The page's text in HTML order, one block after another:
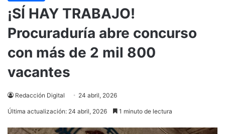
¡SÍ HAY TRABAJO!
Procuraduría abre concurso
con más de 2 mil 800
vacantes
Redacción Digital 24 abril, 2026
Última actualización: 24 abril, 2026 1 minuto de lectura